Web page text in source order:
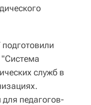
"Система
служб в
педагогов-